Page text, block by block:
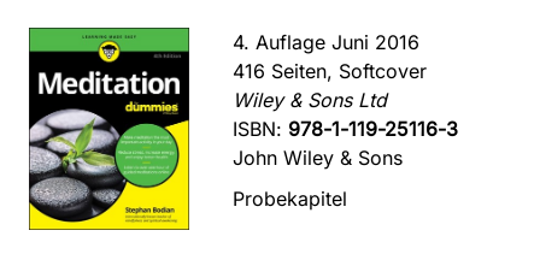
4. Auflage Juni 2016
416 Seiten, Softcover
Wiley & Sons Ltd
ISBN: 978-1-119-25116-3
John Wiley & Sons
Probekapitel